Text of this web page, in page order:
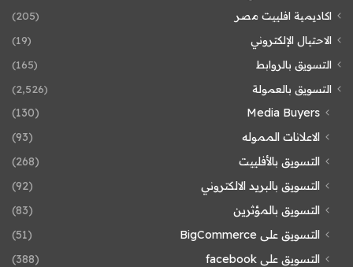
اكاديمية افلييت مصر
(205)
الاحتيال الإلكتروني
(19)
التسويق بالروابط
(165)
التسويق بالعمولة
(2٬526)
Media Buyers
(130)
الاعلانات المموله
(93)
التسويق بالأفلييت
(268)
التسويق بالبريد الالكتروني
(92)
التسويق بالمؤثرين
(83)
التسويق على BigCommerce
(51)
التسويق على facebook
(388)